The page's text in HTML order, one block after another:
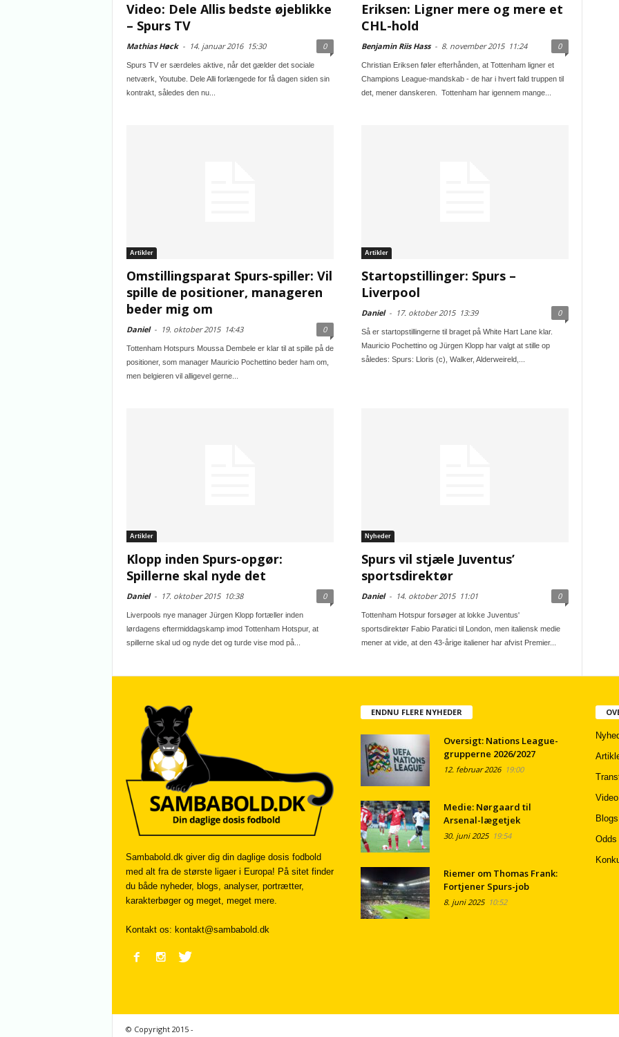
Video: Dele Allis bedste øjeblikke
– Spurs TV
Mathias Høck - 14. januar 201615:30 0
Spurs TV er særdeles aktive, når det gælder det sociale
netværk, Youtube. Dele Alli forlængede for få dagen siden sin
kontrakt, således den nu...
Eriksen: Ligner mere og mere et
CHL-hold
Benjamin Riis Hass - 8. november 201511:24 0
Christian Eriksen føler efterhånden, at Tottenham ligner et
Champions League-mandskab - de har i hvert fald truppen til
det, mener danskeren. Tottenham har igennem mange...
Artikler
Omstillingsparat Spurs-spiller: Vil
spille de positioner, manageren
beder mig om
Daniel - 19. oktober 201514:43 0
Tottenham Hotspurs Moussa Dembele er klar til at spille på de
positioner, som manager Mauricio Pochettino beder ham om,
men belgieren vil alligevel gerne...
Artikler
Startopstillinger: Spurs –
Liverpool
Daniel - 17. oktober 201513:39 0
Så er startopstillingerne til braget på White Hart Lane klar.
Mauricio Pochettino og Jürgen Klopp har valgt at stille op
således: Spurs: Lloris (c), Walker, Alderweireld,...
Artikler
Klopp inden Spurs-opgør:
Spillerne skal nyde det
Daniel - 17. oktober 201510:38 0
Liverpools nye manager Jürgen Klopp fortæller inden
lørdagens eftermiddagskamp imod Tottenham Hotspur, at
spillerne skal ud og nyde det og turde vise mod på...
Nyheder
Spurs vil stjæle Juventus’
sportsdirektør
Daniel - 14. oktober 201511:01 0
Tottenham Hotspur forsøger at lokke Juventus'
sportsdirektør Fabio Paratici til London, men italiensk medie
mener at vide, at den 43-årige italiener har afvist Premier...
Sambabold.dk giver dig din daglige dosis fodbold
med alt fra de største ligaer i Europa! På sitet finder
du både nyheder, blogs, analyser, portrætter,
karakterbøger og meget, meget mere.
Kontakt os: kontakt@sambabold.dk
ENDNU FLERE NYHEDER
Oversigt: Nations League-
grupperne 2026/2027
12. februar 202619:00
Medie: Nørgaard til
Arsenal-lægetjek
30. juni 202519:54
Riemer om Thomas Frank:
Fortjener Spurs-job
8. juni 202510:52
Video
Odds
© Copyright 2015 -